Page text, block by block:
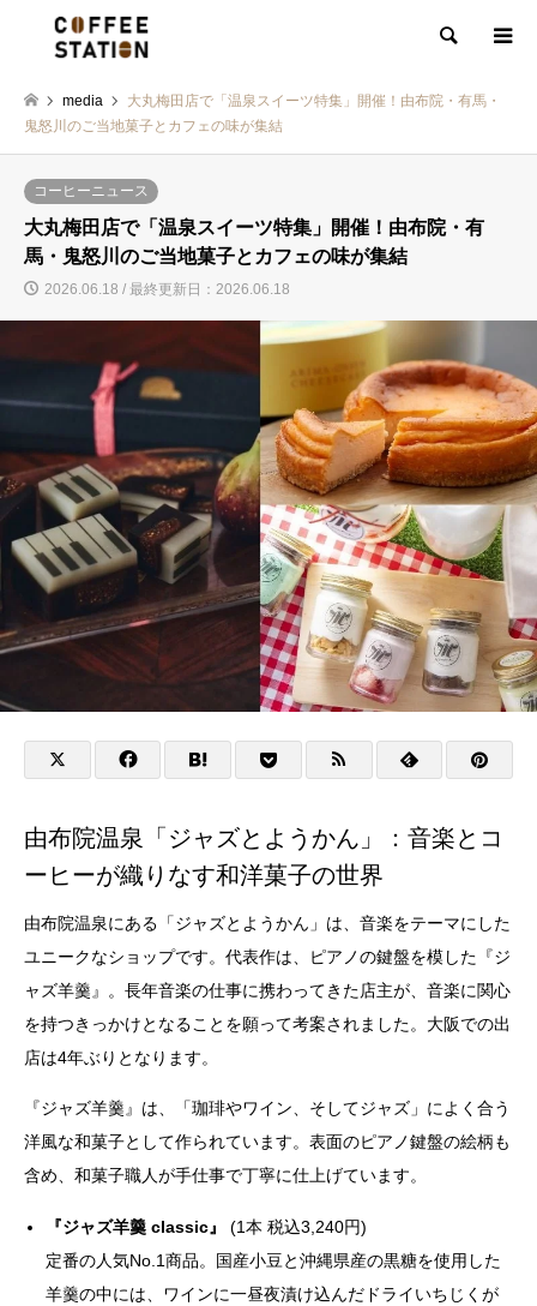
検索
media
大丸梅田店で「温泉スイーツ特集」開催！由布院・有馬・
鬼怒川のご当地菓子とカフェの味が集結
コーヒーニュース
大丸梅田店で「温泉スイーツ特集」開催！由布院・有
馬・鬼怒川のご当地菓子とカフェの味が集結
2026.06.18 / 最終更新日：2026.06.18
由布院温泉「ジャズとようかん」：音楽とコ
ーヒーが織りなす和洋菓子の世界
由布院温泉にある「ジャズとようかん」は、音楽をテーマにした
ユニークなショップです。代表作は、ピアノの鍵盤を模した『ジ
ャズ羊羹』。長年音楽の仕事に携わってきた店主が、音楽に関心
を持つきっかけとなることを願って考案されました。大阪での出
店は4年ぶりとなります。
『ジャズ羊羹』は、「珈琲やワイン、そしてジャズ」によく合う
洋風な和菓子として作られています。表面のピアノ鍵盤の絵柄も
含め、和菓子職人が手仕事で丁寧に仕上げています。
『ジャズ羊羹 classic』
(1本 税込3,240円)
定番の人気No.1商品。国産小豆と沖縄県産の黒糖を使用した
羊羹の中には、ワインに一昼夜漬け込んだドライいちじくが